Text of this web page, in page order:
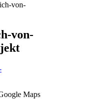
von-
von-
Maps